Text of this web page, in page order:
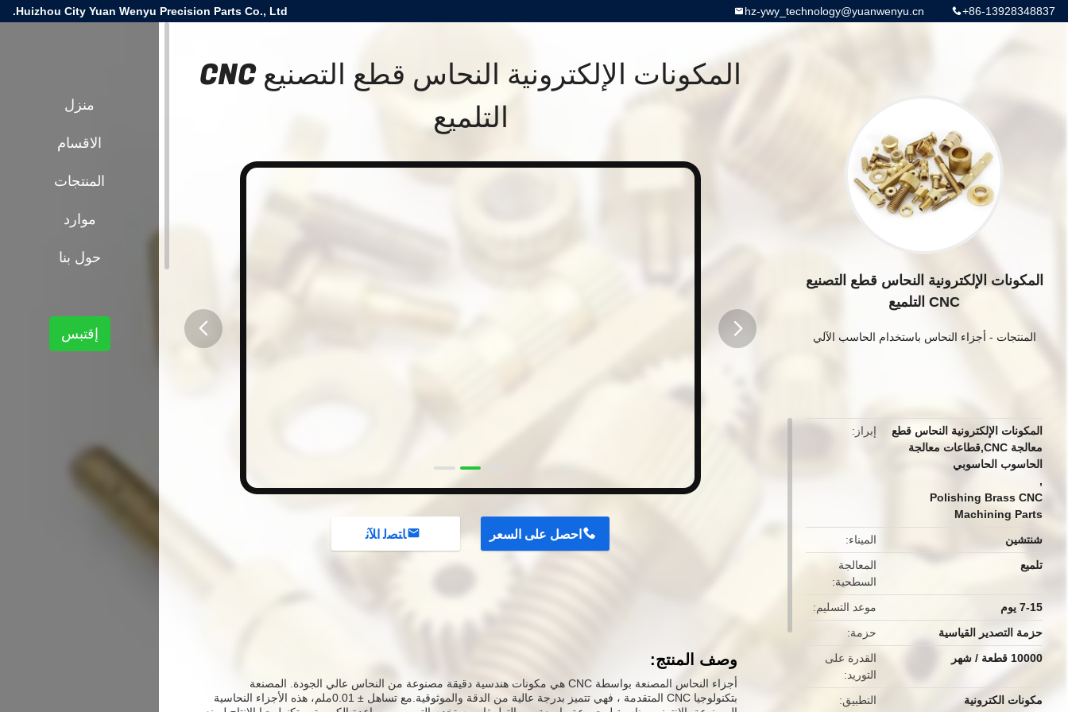
Huizhou City Yuan Wenyu Precision Parts Co., Ltd. +86-13928348837
hz-ywy_technology@yuanwenyu.cn
المكونات الإلكترونية النحاس قطع التصنيع
CNC التلميع
المنتجات - أجزاء النحاس باستخدام الحاسب الآلي
إبراز
المكونات الإلكترونية النحاس قطع
معالجة CNC,قطاعات معالجة
الحاسوب الحاسوبي
,
Polishing Brass CNC
Machining Parts
الميناء
شنتشين
المعالجة
السطحية
تلميع
موعد التسليم
7-15 يوم
حزمة
حزمة التصدير القياسية
القدرة على
التوريد
10000 قطعة / شهر
التطبيق مكونات الكترونية
المكونات الإلكترونية النحاس قطع التصنيع CNC
التلميع
احصل على السعر ﺎﺘﺼﻟ ﺍﻶﻧ
وصف المنتج:
أجزاء النحاس المصنعة بواسطة CNC هي مكونات هندسية دقيقة مصنوعة من النحاس عالي الجودة. المصنعة
بتكنولوجيا CNC المتقدمة ، فهي تتميز بدرجة عالية من الدقة والموثوقية.مع تساهل ± 0.01ملم، هذه الأجزاء النحاسية
منزل
الاقسام
المنتجات
موارد
حول بنا
إقتبس